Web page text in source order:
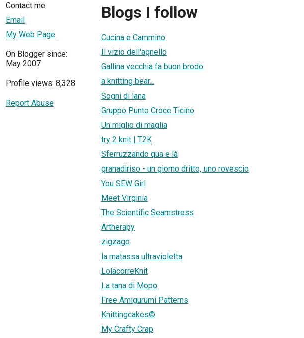
Contact me
Email
My Web Page
On Blogger since:
May 2007
Profile views: 8,328
Report Abuse
Blogs I follow
Cucina e Cammino
Il vizio dell'agnello
Gallina vecchia fa buon brodo
a knitting bear...
Sogni di lana
Gruppo Punto Croce Ticino
Un miglio di maglia
try 2 knit | T2K
Sferruzzando qua e là
granadiriso - un giorno dritto, uno rovescio
You SEW Girl
Meet Virginia
The Scientific Seamstress
Artherapy
zigzago
la matassa ultravioletta
LolacorreKnit
La tana di Mopo
Free Amigurumi Patterns
Knittingcakes©
My Crafty Crap